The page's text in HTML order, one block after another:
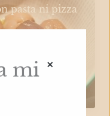
pasta ni pizza
mi ×